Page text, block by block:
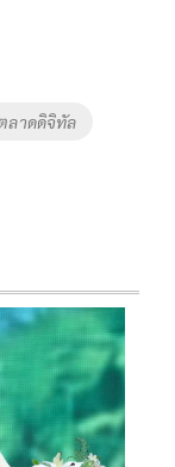
ลาดดิจิทัล